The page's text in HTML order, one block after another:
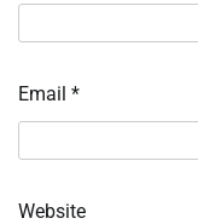
Email *
Website